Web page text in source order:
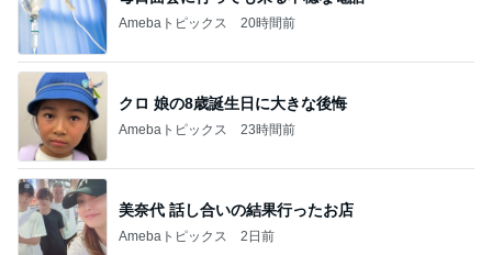
Amebaトピックス 20時間前
クロ 娘の8歳誕生日に大きな後悔
Amebaトピックス 23時間前
美奈代 話し合いの結果行ったお店
Amebaトピックス 2日前